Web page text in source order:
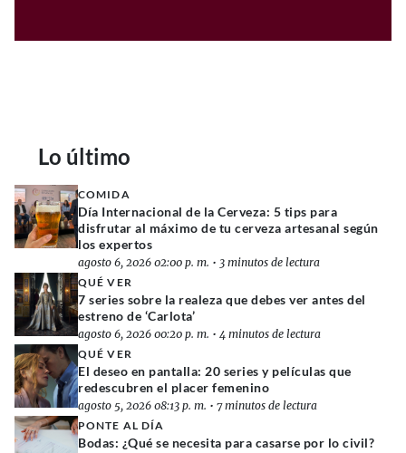
Lo último
COMIDA
Día Internacional de la Cerveza: 5 tips para
disfrutar al máximo de tu cerveza artesanal según
los expertos
agosto 6, 2026 02:00 p. m. • 3 minutos de lectura
QUÉ VER
7 series sobre la realeza que debes ver antes del
estreno de ‘Carlota’
agosto 6, 2026 00:20 p. m. • 4 minutos de lectura
QUÉ VER
El deseo en pantalla: 20 series y películas que
redescubren el placer femenino
agosto 5, 2026 08:13 p. m. • 7 minutos de lectura
PONTE AL DÍA
Bodas: ¿Qué se necesita para casarse por lo civil?